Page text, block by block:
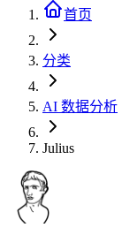
首页
分类
AI 数据分析
Julius